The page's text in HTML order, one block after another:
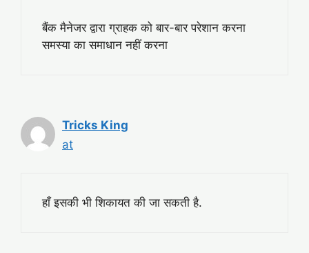
बैंक मैनेजर द्वारा ग्राहक को बार-बार परेशान करना
समस्या का समाधान नहीं करना
Tricks King
at
हाँ इसकी भी शिकायत की जा सकती है.